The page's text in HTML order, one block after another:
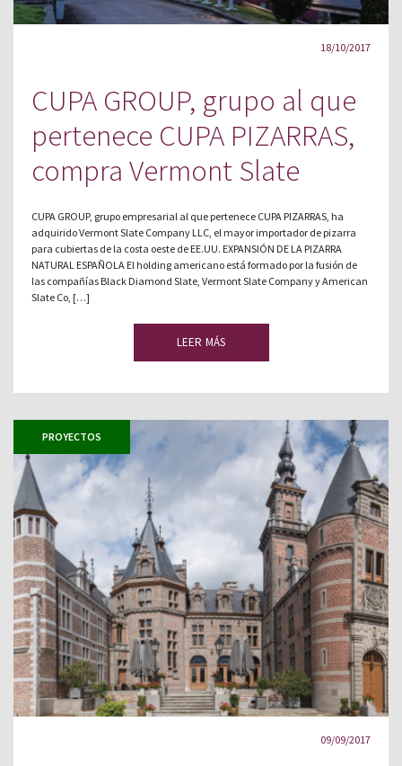
18/10/2017
CUPA GROUP, grupo al que
pertenece CUPA PIZARRAS,
compra Vermont Slate
CUPA GROUP, grupo empresarial al que pertenece CUPA PIZARRAS, ha
adquirido Vermont Slate Company LLC, el mayor importador de pizarra
para cubiertas de la costa oeste de EE.UU. EXPANSIÓN DE LA PIZARRA
NATURAL ESPAÑOLA El holding americano está formado por la fusión de
las compañías Black Diamond Slate, Vermont Slate Company y American
Slate Co, […]
LEER MÁS
PROYECTOS
09/09/2017